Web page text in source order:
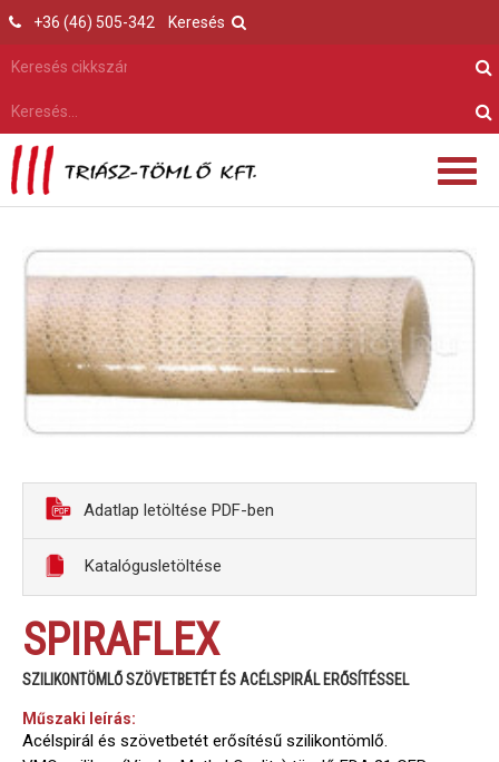
Keresés
+36 (46) 505-342
Adatlap letöltése PDF-ben
Katalógusletöltése
SPIRAFLEX
SZILIKONTÖMLŐ SZÖVETBETÉT ÉS ACÉLSPIRÁL ERŐSÍTÉSSEL
Műszaki leírás:
Acélspirál és szövetbetét erősítésű szilikontömlő.